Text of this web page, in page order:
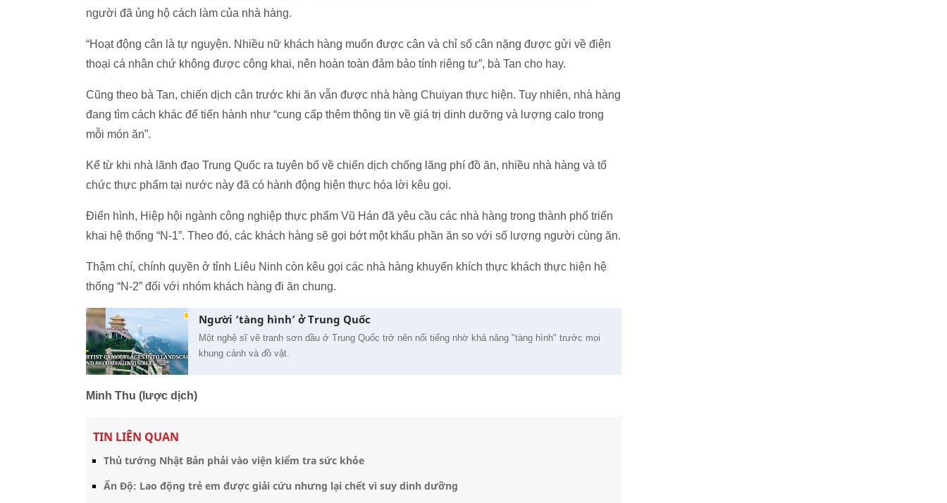
người đã ủng hộ cách làm của nhà hàng.
“Hoạt động cân là tự nguyện. Nhiều nữ khách hàng muốn được cân và chỉ số cân nặng được gửi về điện
thoại cá nhân chứ không được công khai, nên hoàn toàn đảm bảo tính riêng tư”, bà Tan cho hay.
Cũng theo bà Tan, chiến dịch cân trước khi ăn vẫn được nhà hàng Chuiyan thực hiện. Tuy nhiên, nhà hàng
đang tìm cách khác để tiến hành như “cung cấp thêm thông tin về giá trị dinh dưỡng và lượng calo trong
mỗi món ăn”.
Kể từ khi nhà lãnh đạo Trung Quốc ra tuyên bố về chiến dịch chống lãng phí đồ ăn, nhiều nhà hàng và tổ
chức thực phẩm tại nước này đã có hành động hiện thực hóa lời kêu gọi.
Điển hình, Hiệp hội ngành công nghiệp thực phẩm Vũ Hán đã yêu cầu các nhà hàng trong thành phố triển
khai hệ thống “N-1”. Theo đó, các khách hàng sẽ gọi bớt một khẩu phần ăn so với số lượng người cùng ăn.
Thậm chí, chính quyền ở tỉnh Liêu Ninh còn kêu gọi các nhà hàng khuyến khích thực khách thực hiện hệ
thống “N-2” đối với nhóm khách hàng đi ăn chung.
Người ‘tàng hình’ ở Trung Quốc
Một nghệ sĩ vẽ tranh sơn dầu ở Trung Quốc trở nên nổi tiếng nhờ khả năng "tàng hình" trước mọi
khung cảnh và đồ vật.
Minh Thu (lược dịch)
TIN LIÊN QUAN
Thủ tướng Nhật Bản phải vào viện kiểm tra sức khỏe
Ấn Độ: Lao động trẻ em được giải cứu nhưng lại chết vì suy dinh dưỡng